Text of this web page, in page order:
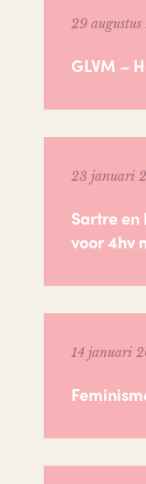
29
GLVM –
23 januari
Sartre en
voor 4hv
14 januari